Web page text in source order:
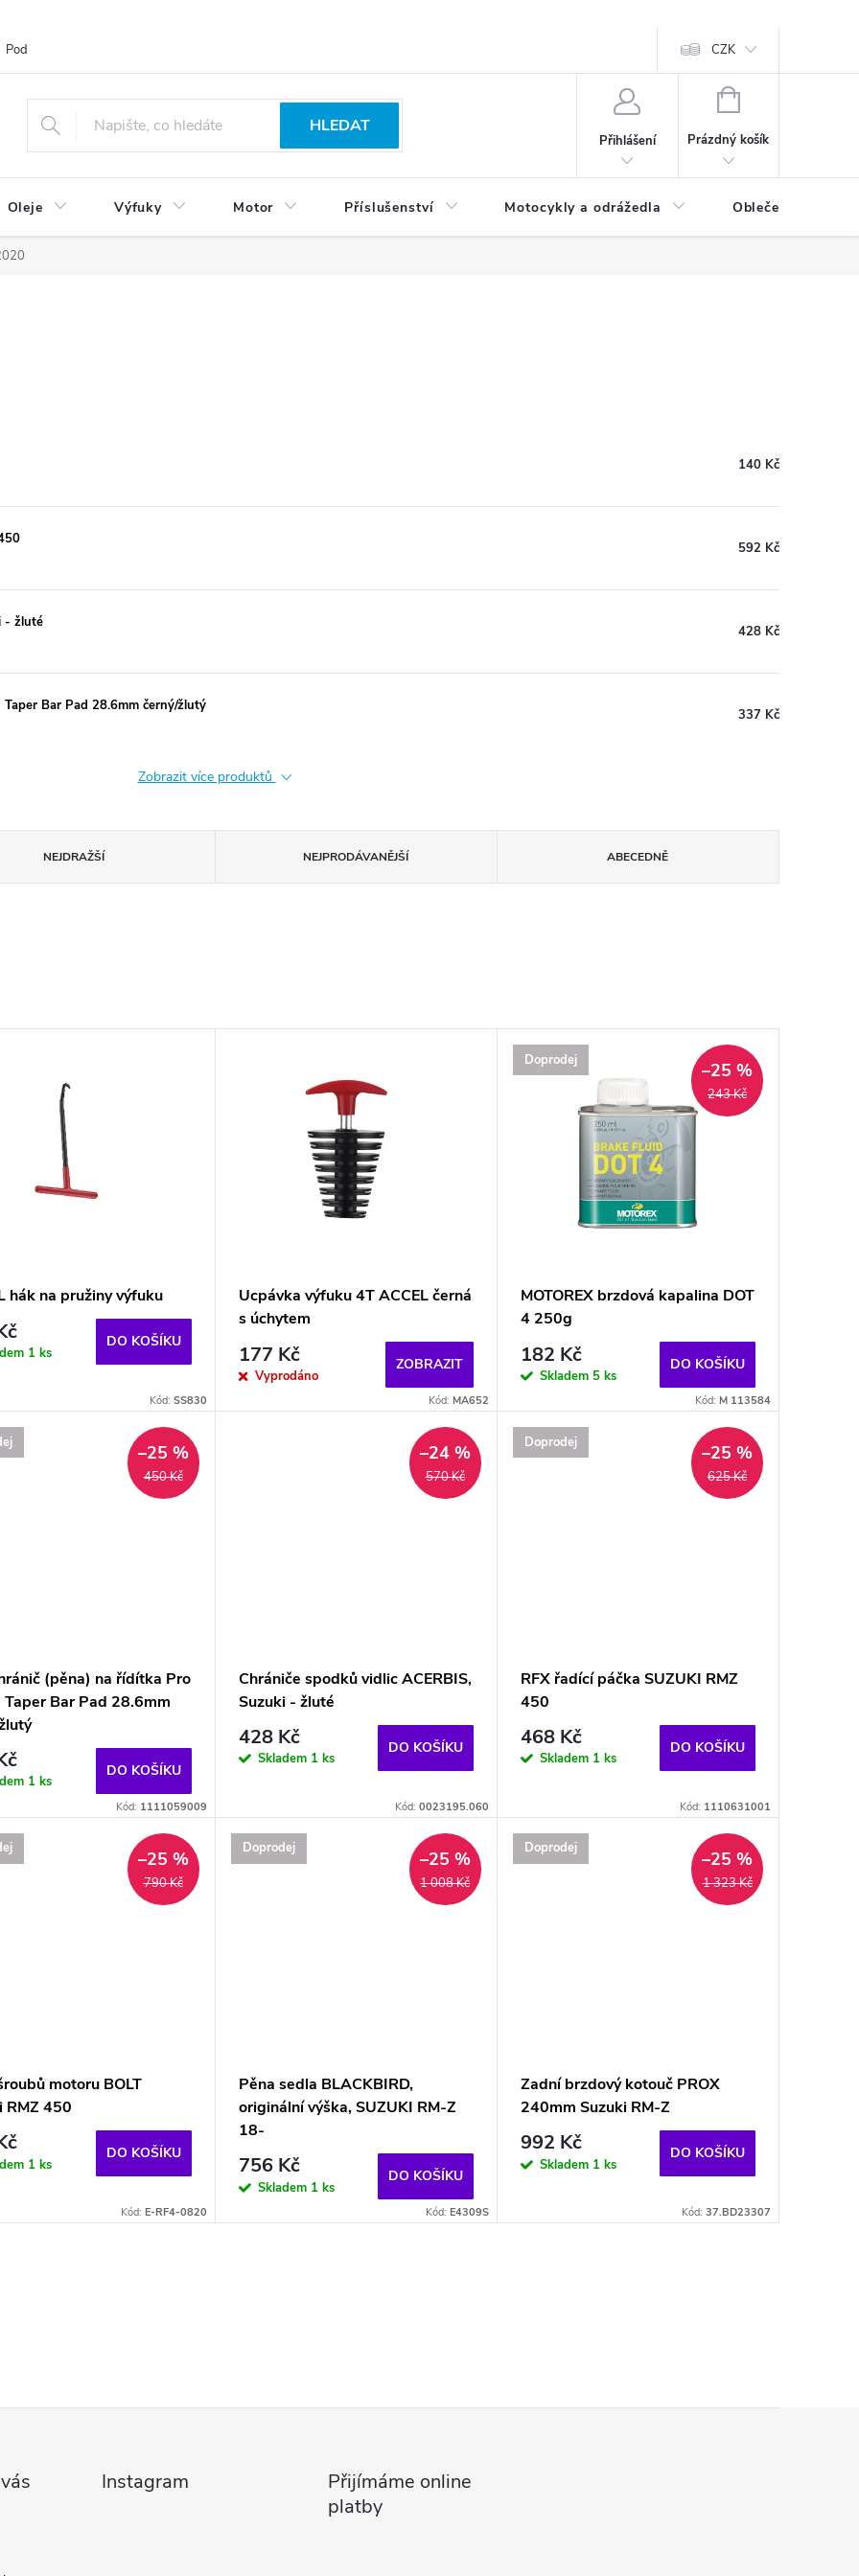
Podmínky ochrany osobních údajů CZK
HLEDAT
Přihlášení
NÁKUPNÍ
Prázdný košík
Oleje Výfuky Motor Příslušenství Motocykly a odrážedla Oblečení a
140 Kč
592 Kč
- žluté
428 Kč
Bar Pad 28.6mm černý/žlutý
337 Kč
Zobrazit více produktů
NEJDRAŽŠÍ NEJPRODÁVANĚJŠÍ ABECEDNĚ
hák na pružiny výfuku
1 ks
DO KOŠÍKU
Kód: SS830
Ucpávka výfuku 4T ACCEL černá
s úchytem
177 Kč
Vyprodáno
ZOBRAZIT
Kód: MA652
Doprodej
243 Kč
–25 %
MOTOREX brzdová kapalina DOT
4 250g
182 Kč
Skladem 5 ks
DO KOŠÍKU
Kód: M 113584
450 Kč
–25 %
(pěna) na řídítka Pro
Taper Bar Pad 28.6mm
1 ks
DO KOŠÍKU
Kód: 1111059009
570 Kč
–24 %
Chrániče spodků vidlic ACERBIS,
Suzuki - žluté
428 Kč
Skladem 1 ks
DO KOŠÍKU
Kód: 0023195.060
Doprodej
625 Kč
–25 %
RFX řadící páčka SUZUKI RMZ
450
468 Kč
Skladem 1 ks
DO KOŠÍKU
Kód: 1110631001
790 Kč
–25 %
motoru BOLT
RMZ 450
1 ks
DO KOŠÍKU
Kód: E-RF4-0820
Doprodej
1 008 Kč
–25 %
Pěna sedla BLACKBIRD,
originální výška, SUZUKI RM-Z
18-
756 Kč
Skladem 1 ks
DO KOŠÍKU
Kód: E4309S
Doprodej
1 323 Kč
–25 %
Zadní brzdový kotouč PROX
240mm Suzuki RM-Z
992 Kč
Skladem 1 ks
DO KOŠÍKU
Kód: 37.BD23307
Instagram
Přijímáme online
platby